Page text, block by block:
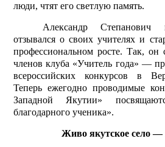
люди, чтят его светлую память.
Александр Степанович
отзывался о своих учителях и
профессиональном росте. Так, он
членов клуба «Учитель года» —
всероссийских конкурсов в
Теперь ежегодно проводимые
Западной Якутии»
благодарного ученика».
Живо якутское село —